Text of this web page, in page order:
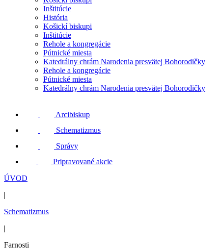
Inštitúcie
História
Košickí biskupi
Inštitúcie
Rehole a kongregácie
Pútnické miesta
Katedrálny chrám Narodenia presvätej Bohorodičky
Rehole a kongregácie
Pútnické miesta
Katedrálny chrám Narodenia presvätej Bohorodičky
Arcibiskup
Schematizmus
Správy
Pripravované akcie
ÚVOD
|
Schematizmus
|
Farnosti